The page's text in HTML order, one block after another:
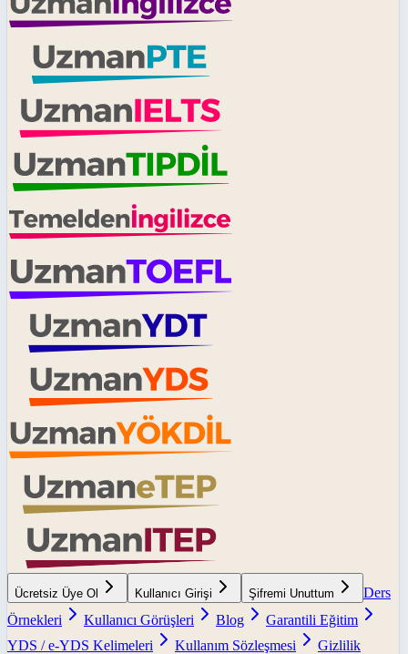
Ücretsiz Üye Ol Kullanıcı Girişi Şifremi Unuttum
Ders
Örnekleri
Kullanıcı Görüşleri Blog
Garantili Eğitim
YDS / e-YDS Kelimeleri
Kullanım Sözleşmesi
Gizlilik